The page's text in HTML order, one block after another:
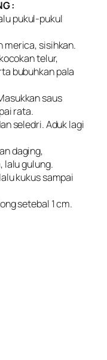
:
pukul-pukul
merica, sisihkan.
telur,
bubuhkan pala
saus
rata.
seledri. Aduk lagi
daging,
lalu gulung.
kukus sampai
setebal 1 cm.